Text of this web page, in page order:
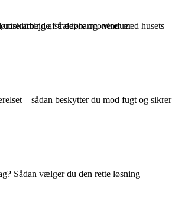
udskiftning af trædøre og -vinduer
– sådan beskytter du mod fugt og sikrer
Sådan vælger du den rette løsning
så det harmonerer med husets